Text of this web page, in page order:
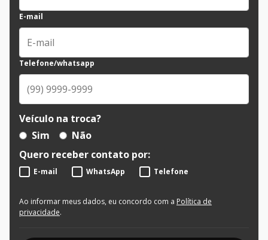
E-mail
Telefone/whatsapp
Veículo na troca?
Sim
Não
Quero receber contato por:
E-mail WhatsApp Telefone
Ao informar meus dados, eu concordo com a Política de
privacidade.